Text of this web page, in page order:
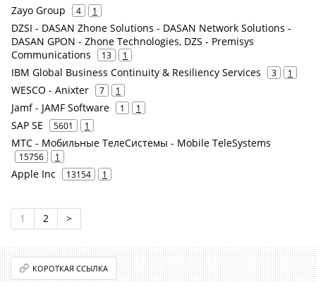
Zayo Group 4 1
DZSI - DASAN Zhone Solutions - DASAN Network Solutions -
DASAN GPON - Zhone Technologies, DZS - Premisys
Communications
13 1
IBM Global Business Continuity & Resiliency Services 3 1
WESCO - Anixter 7 1
Jamf - JAMF Software 1 1
SAP SE 5601 1
МТС - Мобильные ТелеСистемы - Mobile TeleSystems
15756 1
Apple Inc 13154 1
1 2 >
КОРОТКАЯ ССЫЛКА